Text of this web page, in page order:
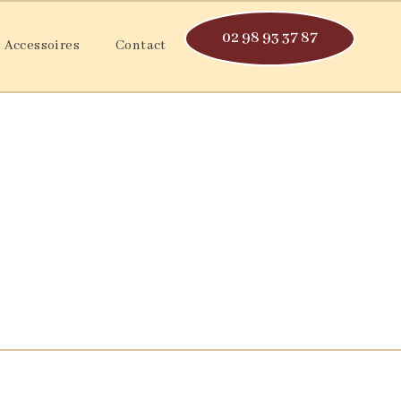
Accessoires Contact 02 98 93 37 87